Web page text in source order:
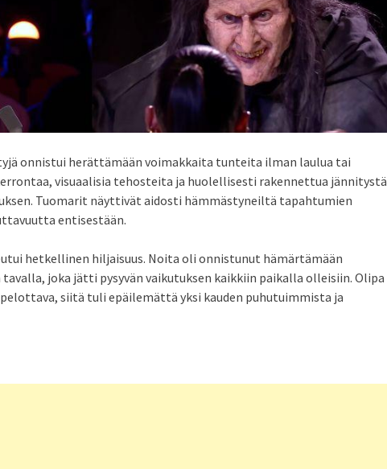
onnistui herättämään voimakkaita tunteita ilman laulua tai
visuaalisia tehosteita ja huolellisesti rakennettua jännitystä
Tuomarit näyttivät aidosti hämmästyneiltä tapahtumien
entisestään.
hetkellinen hiljaisuus. Noita oli onnistunut hämärtämään
joka jätti pysyvän vaikutuksen kaikkiin paikalla olleisiin. Olipa
siitä tuli epäilemättä yksi kauden puhutuimmista ja